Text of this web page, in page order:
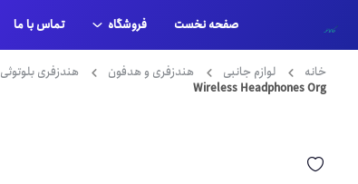
صفحه نخست فروشگاه
حساب کاربری من
تماس با ما
خانه لوازم جانبی هندزفری و هدفون هندزفری بلوتوثی
Wireless Headphones Org